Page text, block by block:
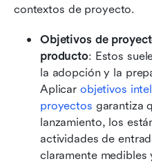
contextos de proyecto.
Objetivos de
producto: Estos
la adopción y la
Aplicar objetivos
proyectos garantiza
lanzamiento, los
actividades de
claramente